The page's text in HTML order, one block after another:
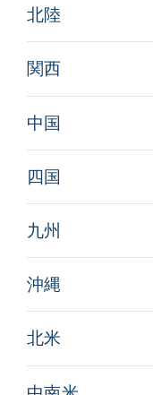
北陸
関西
中国
四国
九州
沖縄
北米